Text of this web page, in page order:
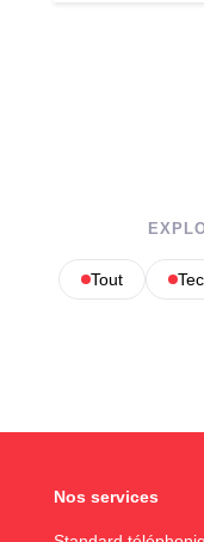
Tout
Nos services